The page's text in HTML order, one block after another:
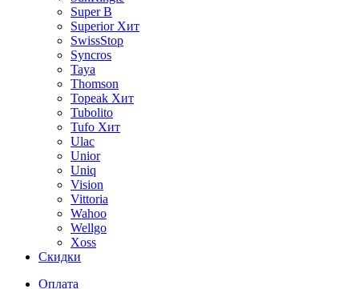
Super B
Superior Хит
SwissStop
Syncros
Taya
Thomson
Topeak Хит
Tubolito
Tufo Хит
Ulac
Unior
Uniq
Vision
Vittoria
Wahoo
Wellgo
Xoss
Скидки
Оплата